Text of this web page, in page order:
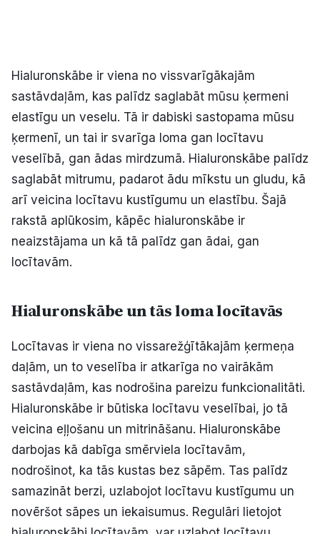
Reklāma
Politiskā reklāma
Kontakti
Ziņo redakcijai
E-avīze Abonē
Hialuronskābe ir viena no vissvarīgākajām
sastāvdaļām, kas palīdz saglabāt mūsu ķermeni
elastīgu un veselu. Tā ir dabiski sastopama mūsu
ķermenī, un tai ir svarīga loma gan locītavu
veselībā, gan ādas mirdzumā. Hialuronskābe palīdz
saglabāt mitrumu, padarot ādu mīkstu un gludu, kā
arī veicina locītavu kustīgumu un elastību. Šajā
rakstā aplūkosim, kāpēc hialuronskābe ir
neaizstājama un kā tā palīdz gan ādai, gan
locītavām.
Hialuronskābe un tās loma locītavās
Locītavas ir viena no vissarežģītākajām ķermeņa
daļām, un to veselība ir atkarīga no vairākām
sastāvdaļām, kas nodrošina pareizu funkcionalitāti.
Hialuronskābe ir būtiska locītavu veselībai, jo tā
veicina eļļošanu un mitrināšanu. Hialuronskābe
darbojas kā dabīga smērviela locītavām,
nodrošinot, ka tās kustas bez sāpēm. Tas palīdz
samazināt berzi, uzlabojot locītavu kustīgumu un
novēršot sāpes un iekaisumus. Regulāri lietojot